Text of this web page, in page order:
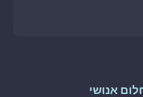
אנושי